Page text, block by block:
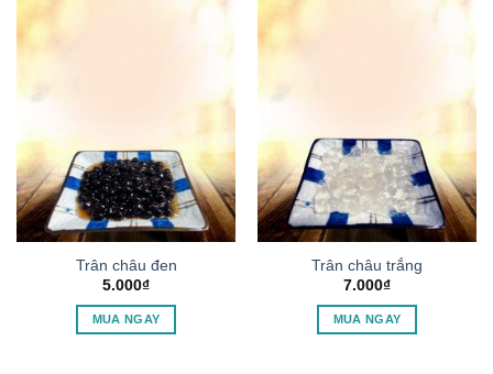
Trân châu đen
5.000₫
MUA NGAY
Trân châu trắng
7.000₫
MUA NGAY